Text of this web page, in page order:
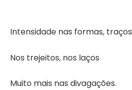
Intensidade nas formas, traços
Nos trejeitos, nos laços
Muito mais nas divagações.